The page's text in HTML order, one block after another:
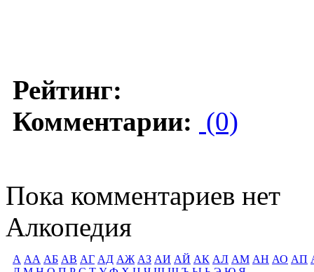
Рейтинг:
Комментарии: (0)
Пока комментариев нет
Алкопедия
А АА АБ АВ АГ АД АЖ АЗ АИ АЙ АК АЛ АМ АН АО АП